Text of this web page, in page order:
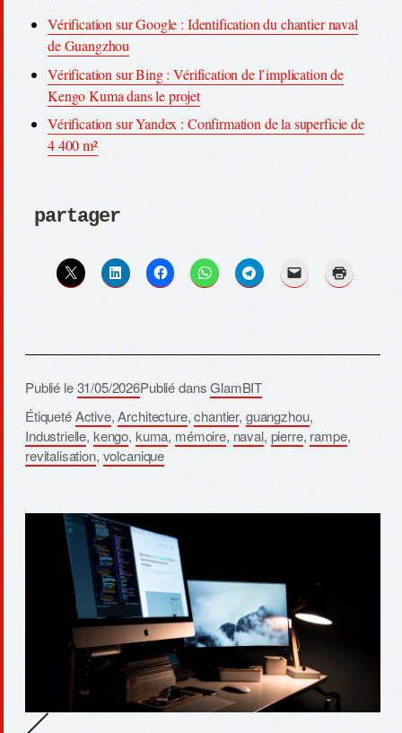
Vérification sur Google : Identification du chantier naval
de Guangzhou
Vérification sur Bing : Vérification de l’implication de
Kengo Kuma dans le projet
Vérification sur Yandex : Confirmation de la superficie de
4 400 m²
partager
Publié le31/05/2026Publié dansGlamBIT
ÉtiquetéActive,Architecture,chantier, guangzhou,
Industrielle, kengo, kuma, mémoire, naval, pierre, rampe,
revitalisation, volcanique